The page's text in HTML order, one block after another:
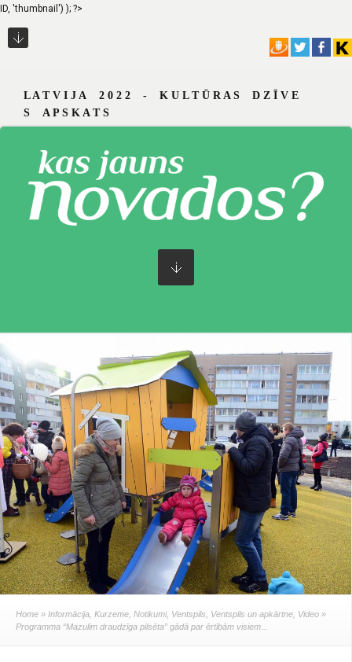
ID, 'thumbnail') ); ?>
L A T V I J A 2 0 2 2 - K U L T Ū R A S D Z Ī V E
S A P S K A T S
Home » Informācija Kurzeme Notikumi, Ventspils Ventspils un apkārtne Video »
Programma “Mazulim draudzīga pilsēta” gādā par ērtībām visiem...